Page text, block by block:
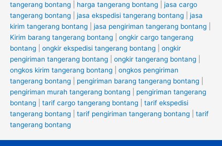
tangerang bontang
harga tangerang bontang
jasa cargo
tangerang bontang
jasa ekspedisi tangerang bontang
jasa
kirim tangerang bontang
jasa pengiriman tangerang bontang
Kirim barang tangerang bontang
ongkir cargo tangerang
bontang
ongkir ekspedisi tangerang bontang
ongkir
pengiriman tangerang bontang
ongkir tangerang bontang
ongkos kirim tangerang bontang
ongkos pengiriman
tangerang bontang
pengiriman barang tangerang bontang
pengiriman murah tangerang bontang
pengiriman tangerang
bontang
tarif cargo tangerang bontang
tarif ekspedisi
tangerang bontang
tarif pengiriman tangerang bontang
tarif
tangerang bontang